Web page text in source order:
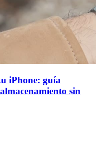
iPhone: guía
sin